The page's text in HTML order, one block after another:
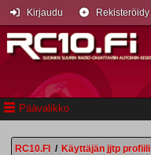
Päävalikko
Kirjaudu Rekisteröidy
RC10.FI / Käyttäjän jjtp profiili